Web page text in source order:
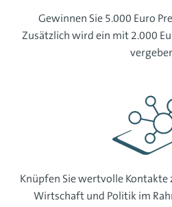
Gewinnen Sie 5.000 Euro
Zusätzlich wird ein mit 2.000
Knüpfen Sie wertvolle Kontakte
Wirtschaft und Politik im